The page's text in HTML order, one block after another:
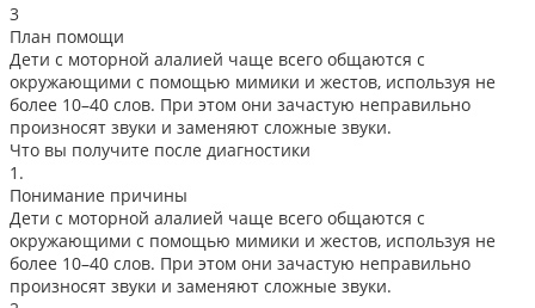
3
План помощи
Дети с моторной алалией чаще всего общаются с
окружающими с помощью мимики и жестов, используя не
более 10–40 слов. При этом они зачастую неправильно
произносят звуки и заменяют сложные звуки.
Что вы получите после диагностики
1.
Понимание причины
Дети с моторной алалией чаще всего общаются с
окружающими с помощью мимики и жестов, используя не
более 10–40 слов. При этом они зачастую неправильно
произносят звуки и заменяют сложные звуки.